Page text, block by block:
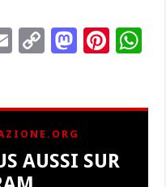
E
l
C
y
Li
n
M
d
n
Pi
es
AUSSI SUR